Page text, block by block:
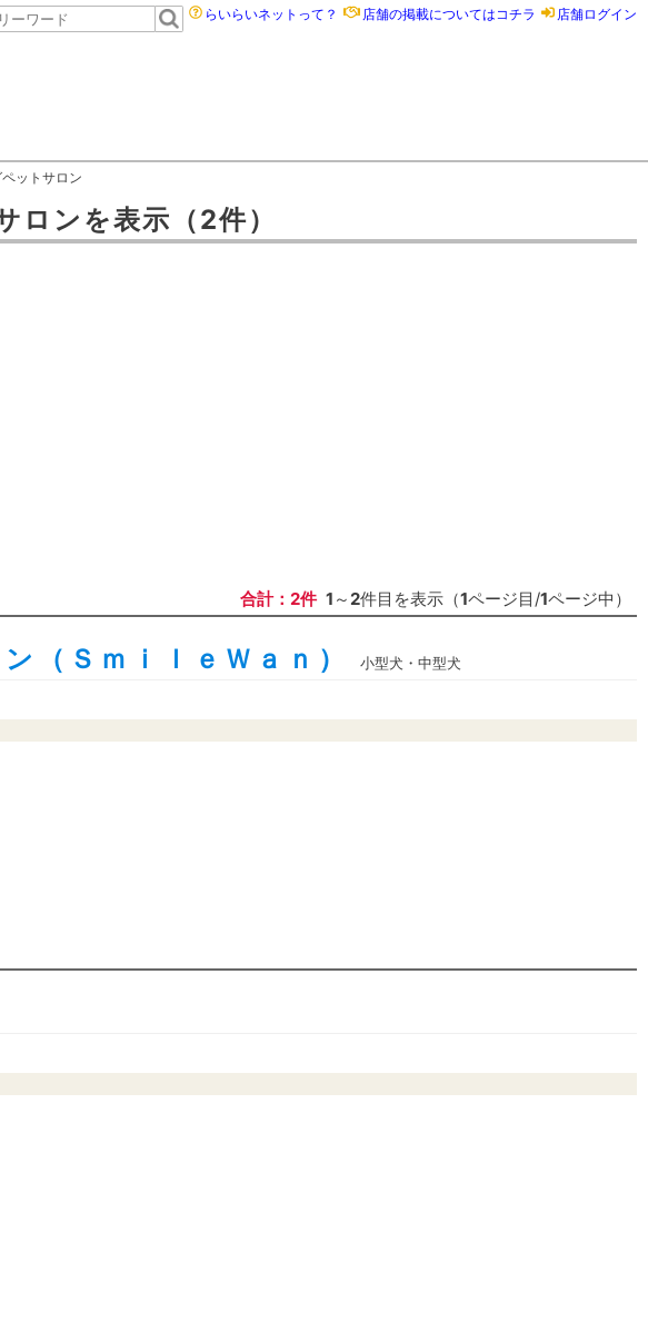
らいらいネットって？ 店舗の掲載についてはコチラ 店舗ログイン
ットサロン
ロン を表示 （2件）
合計：2件 1 ～2件目を表示（1ページ目/1ページ中）
（ＳｍｉｌｅＷａｎ） 小型犬・中型犬